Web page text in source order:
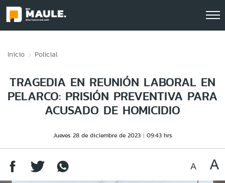
Inicio Policial
TRAGEDIA EN REUNIÓN LABORAL EN
PELARCO: PRISIÓN PREVENTIVA PARA
ACUSADO DE HOMICIDIO
Jueves 28 de diciembre de 2023 09:43 hrs